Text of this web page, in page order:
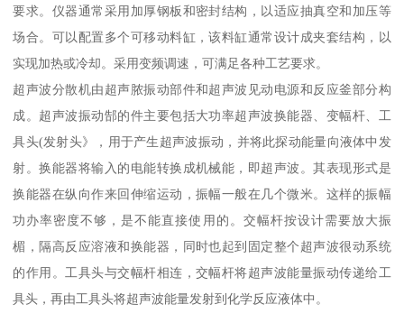
要求。仪器通常采用加厚钢板和密封结构，以适应抽真空和加压等
场合。可以配置多个可移动料缸，该料缸通常设计成夹套结构，以
实现加热或冷却。采用变频调速，可满足各种工艺要求。
超声波分散机由超声脓振动部件和超声波见动电源和反应釜部分构
成。超声波振动郜的件主要包括大功率超声波换能器、变幅杆、工
具头(发射头》，用于产生超声波振动，并将此探动能量向液体中发
射。换能器将输入的电能转换成机械能，即超声波。其表现形式是
换能器在纵向作来回伸缩运动，振幅一般在几个微米。这样的振幅
功办率密度不够，是不能直接使用的。交幅杆按设计需要放大振
楣，隔高反应溶液和换能器，同时也起到固定整个超声波很动系统
的作用。工具头与交幅杆相连，交幅杆将超声波能量振动传递给工
具头，再由工具头将超声波能量发射到化学反应液体中。